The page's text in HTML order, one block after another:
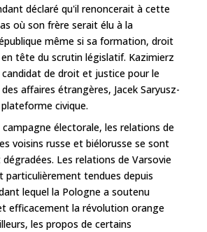
déclaré qu'il renoncerait à cette
où son frère serait élu à la
même si sa formation, droit
tête du scrutin législatif. Kazimierz
de droit et justice pour le
affaires étrangères, Jacek Saryusz-
civique.
électorale, les relations de
voisins russe et biélorusse se sont
Les relations de Varsovie
particulièrement tendues depuis
lequel la Pologne a soutenu
efficacement la révolution orange
les propos de certains